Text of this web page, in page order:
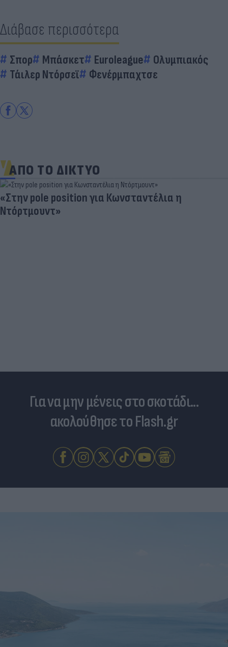
Διάβασε περισσότερα
Σπορ Μπάσκετ Euroleague
Ολυμπιακός
Τάιλερ Ντόρσεϊ
Φενέρμπαχτσε
ΑΠΟ ΤΟ ΔΙΚΤΥΟ
Δέκα εκατομμύρια followers δεν κάνουν λάθος- Η
Για να μην μένεις στο σκοτάδι...
ακολούθησε το Flash.gr